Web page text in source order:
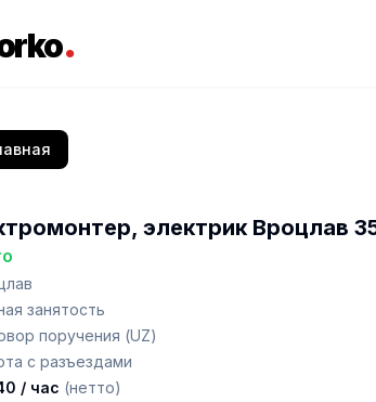
.
электрик Вроцлав
занятость
поручения (UZ)
с разъездами
/ час (нетто)